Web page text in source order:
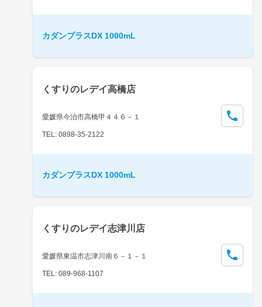
カダンプラスDX 1000mL
くすりのレデイ高橋店
愛媛県今治市高橋甲４４６－１
TEL: 0898-35-2122
カダンプラスDX 1000mL
くすりのレデイ志津川店
愛媛県東温市志津川南６－１－１
TEL: 089-968-1107